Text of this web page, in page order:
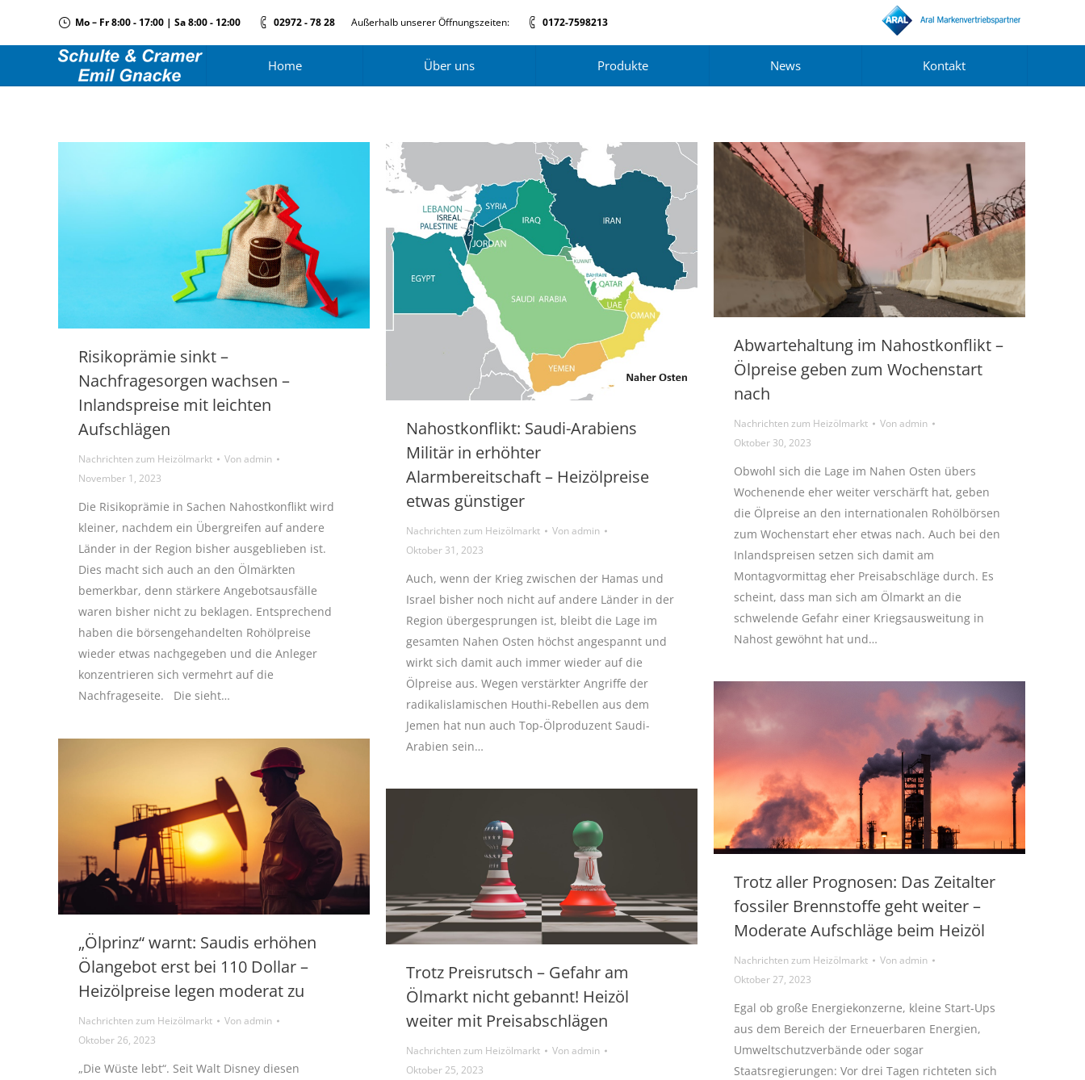
Mo – Fr 8:00 - 17:00 | Sa 8:00 - 12:00 02972 - 78 28 Außerhalb unserer Öffnungszeiten: 0172-7598213
Home Über uns Produkte News Kontakt
Risikoprämie sinkt –
Nachfragesorgen wachsen –
Inlandspreise mit leichten
Aufschlägen
Nachrichten zum Heizölmarkt Vonadmin
November 1, 2023
Die Risikoprämie in Sachen Nahostkonflikt wird
kleiner, nachdem ein Übergreifen auf andere
Länder in der Region bisher ausgeblieben ist.
Dies macht sich auch an den Ölmärkten
bemerkbar, denn stärkere Angebotsausfälle
waren bisher nicht zu beklagen. Entsprechend
haben die börsengehandelten Rohölpreise
wieder etwas nachgegeben und die Anleger
konzentrieren sich vermehrt auf die
Nachfrageseite. Die sieht…
Nahostkonflikt: Saudi-Arabiens
Militär in erhöhter
Alarmbereitschaft – Heizölpreise
etwas günstiger
Nachrichten zum Heizölmarkt Vonadmin
Oktober 31, 2023
Auch, wenn der Krieg zwischen der Hamas und
Israel bisher noch nicht auf andere Länder in der
Region übergesprungen ist, bleibt die Lage im
gesamten Nahen Osten höchst angespannt und
wirkt sich damit auch immer wieder auf die
Ölpreise aus. Wegen verstärkter Angriffe der
radikalislamischen Houthi-Rebellen aus dem
Jemen hat nun auch Top-Ölproduzent Saudi-
Arabien sein…
Abwartehaltung im Nahostkonflikt –
Ölpreise geben zum Wochenstart
nach
Nachrichten zum Heizölmarkt Vonadmin
Oktober 30, 2023
Obwohl sich die Lage im Nahen Osten übers
Wochenende eher weiter verschärft hat, geben
die Ölpreise an den internationalen Rohölbörsen
zum Wochenstart eher etwas nach. Auch bei den
Inlandspreisen setzen sich damit am
Montagvormittag eher Preisabschläge durch. Es
scheint, dass man sich am Ölmarkt an die
schwelende Gefahr einer Kriegsausweitung in
Nahost gewöhnt hat und…
Trotz aller Prognosen: Das Zeitalter
fossiler Brennstoffe geht weiter –
Moderate Aufschläge beim Heizöl
Nachrichten zum Heizölmarkt Vonadmin
Oktober 27, 2023
Egal ob große Energiekonzerne, kleine Start-Ups
aus dem Bereich der Erneuerbaren Energien,
Umweltschutzverbände oder sogar
Staatsregierungen: Vor drei Tagen richteten sich
„Ölprinz“ warnt: Saudis erhöhen
Ölangebot erst bei 110 Dollar –
Heizölpreise legen moderat zu
Nachrichten zum Heizölmarkt Vonadmin
Oktober 26, 2023
„Die Wüste lebt“. Seit Walt Disney diesen
Trotz Preisrutsch – Gefahr am
Ölmarkt nicht gebannt! Heizöl
weiter mit Preisabschlägen
Nachrichten zum Heizölmarkt Vonadmin
Oktober 25, 2023